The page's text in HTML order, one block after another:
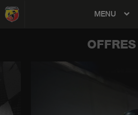
MENU
OFFRES